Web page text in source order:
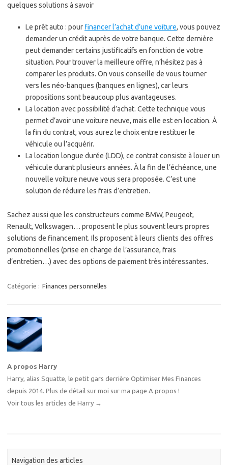
quelques solutions à savoir
Le prêt auto : pour financer l’achat d’une voiture, vous pouvez
demander un crédit auprès de votre banque. Cette dernière
peut demander certains justificatifs en fonction de votre
situation. Pour trouver la meilleure offre, n’hésitez pas à
comparer les produits. On vous conseille de vous tourner
vers les néo-banques (banques en lignes), car leurs
propositions sont beaucoup plus avantageuses.
La location avec possibilité d’achat. Cette technique vous
permet d’avoir une voiture neuve, mais elle est en location. À
la fin du contrat, vous aurez le choix entre restituer le
véhicule ou l’acquérir.
La location longue durée (LDD), ce contrat consiste à louer un
véhicule durant plusieurs années. À la fin de l’échéance, une
nouvelle voiture neuve vous sera proposée. C’est une
solution de réduire les frais d’entretien.
Sachez aussi que les constructeurs comme BMW, Peugeot,
Renault, Volkswagen… proposent le plus souvent leurs propres
solutions de financement. Ils proposent à leurs clients des offres
promotionnelles (prise en charge de l’assurance, frais
d’entretien…) avec des options de paiement très intéressantes.
Catégorie : Finances personnelles
A propos Harry
Harry, alias Squatte, le petit gars derrière Optimiser Mes Finances
depuis 2014. Plus de détail sur moi sur ma page A propos !
Voir tous les articles de Harry
→
Navigation des articles